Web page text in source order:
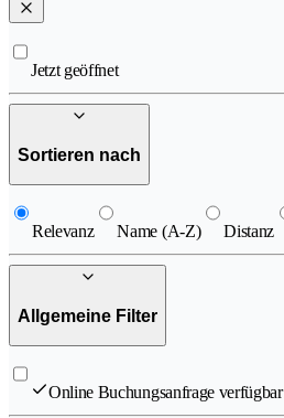
Jetzt geöffnet
Sortieren nach
Relevanz Name (A-Z) Distanz
Allgemeine Filter
Online Buchungsanfrage verfügbar